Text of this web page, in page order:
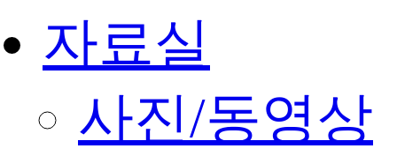
자료실
사진/동영상